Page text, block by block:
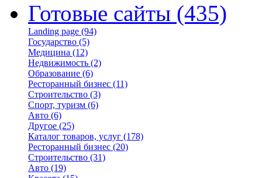
Готовые сайты (435)
Landing page (94)
Государство (5)
Медицина (12)
Недвижимость (2)
Образование (6)
Ресторанный бизнес (11)
Строительство (3)
Спорт, туризм (6)
Авто (6)
Другое (25)
Каталог товаров, услуг (178)
Ресторанный бизнес (20)
Строительство (31)
Авто (19)